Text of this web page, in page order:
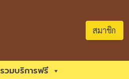
สมาชิก
รวมบริการฟรี